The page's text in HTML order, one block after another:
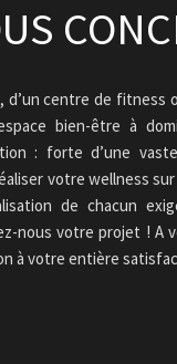
d’un centre de fitness
bien-être à
: forte d’une
votre wellness
de chacun
nous votre projet ! A
à votre entière